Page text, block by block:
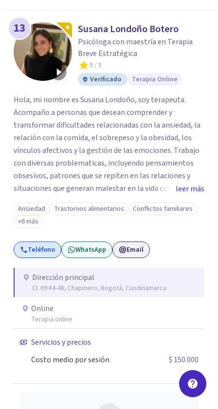
13 Susana Londoño Botero
Psicóloga con maestría en Terapia
Breve Estratégica
5 / 5
Verificado
Terapia Online
Hola, mi nombre es Susana Londoño, soy terapeuta.
Acompaño a personas que desean comprender y
transformar dificultades relacionadas con la ansiedad, la
relación con la comida, el sobrepeso y la obesidad, los
vínculos afectivos y la gestión de las emociones. Trabajo
con diversas problematicas, incluyendo pensamientos
obsesivos, patrones que se repiten en las relaciones y
situaciones que generan malestar en la vida cotidiana. Mi
propósito es ofrecer un espacio seguro y humano donde
puedas entender lo que te ocurre y encontrar nuevas
formas de estar mejor.
leer más
Ansiedad Trastornos alimentarios
Conflictos familiares
+6 más
Teléfono WhatsApp Email
Dirección principal
Cl. 69 #4-48, Chapinero, Bogotá, Cundinamarca
Online
Terapia online
Servicios y precios
Costo medio por sesión
$ 150.000